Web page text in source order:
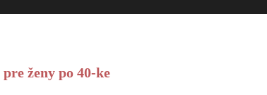
ženy po 40-ke